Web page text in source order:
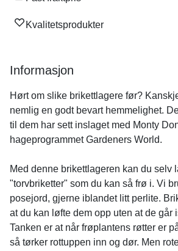
Kvalitetsprodukter
Informasjon
Hørt om slike brikettlagere før?
nemlig en godt bevart hemmelighet.
til dem har sett inslaget med Monty
hageprogrammet Gardeners World.
Med denne brikettlageren kan du selv
"torvbriketter" som du kan så frø i. Vi
posejord, gjerne iblandet litt perlite.
at du kan løfte dem opp uten at de går
Tanken er at når frøplantens røtter er
så tørker rottuppen inn og dør. Men